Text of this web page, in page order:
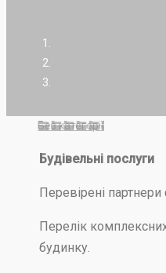
Без категорії
Будівельні послуги
Перевірені
Перелік
будинку.